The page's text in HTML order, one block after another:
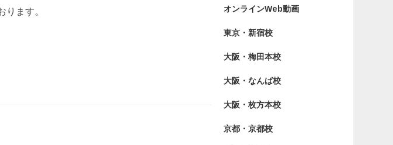
オンラインWeb動画
東京・新宿校
大阪・梅田本校
大阪・なんば校
大阪・枚方本校
京都・京都校
ります。